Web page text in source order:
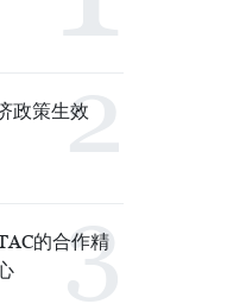
政策生效
的合作精